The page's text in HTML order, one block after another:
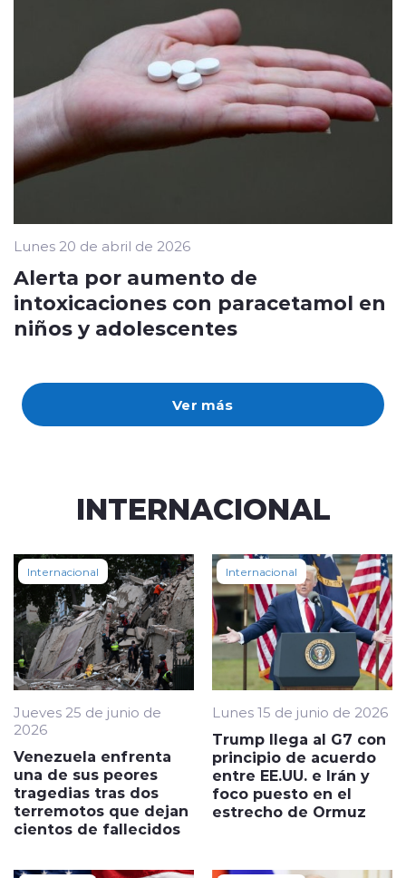
Ver más
Lunes 20 de abril de 2026
Alerta por aumento de
intoxicaciones con paracetamol en
niños y adolescentes
INTERNACIONAL
Internacional
Jueves 25 de junio de
2026
Venezuela enfrenta
una de sus peores
tragedias tras dos
terremotos que dejan
cientos de fallecidos
Internacional
Lunes 15 de junio de 2026
Trump llega al G7 con
principio de acuerdo
entre EE.UU. e Irán y
foco puesto en el
estrecho de Ormuz